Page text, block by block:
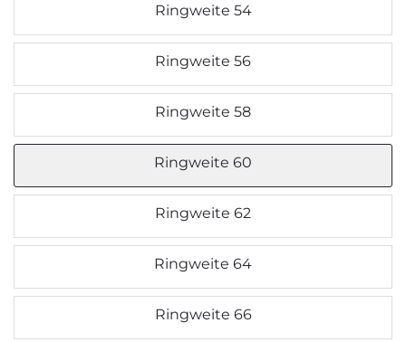
Ringweite 54
Ringweite 56
Ringweite 58
Ringweite 60
Ringweite 62
Ringweite 64
Ringweite 66